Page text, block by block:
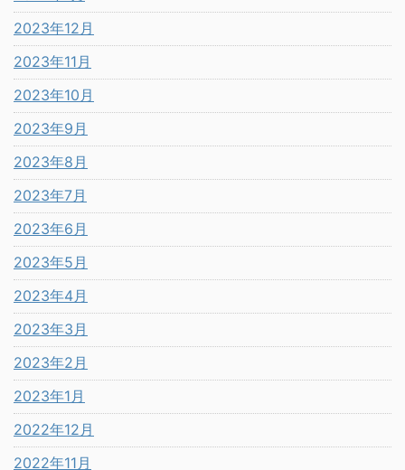
2023年12月
2023年11月
2023年10月
2023年9月
2023年8月
2023年7月
2023年6月
2023年5月
2023年4月
2023年3月
2023年2月
2023年1月
2022年12月
2022年11月